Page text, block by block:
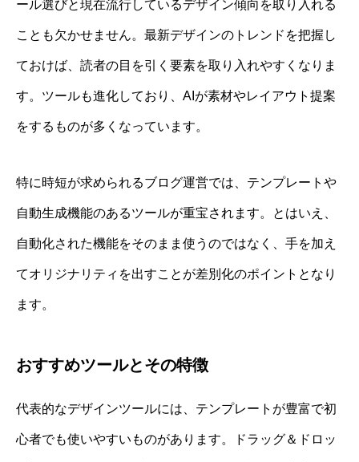
ール選びと現在流行しているデザイン傾向を取り入れる
ことも欠かせません。最新デザインのトレンドを把握し
ておけば、読者の目を引く要素を取り入れやすくなりま
す。ツールも進化しており、AIが素材やレイアウト提案
をするものが多くなっています。
特に時短が求められるブログ運営では、テンプレートや
自動生成機能のあるツールが重宝されます。とはいえ、
自動化された機能をそのまま使うのではなく、手を加え
てオリジナリティを出すことが差別化のポイントとなり
ます。
おすすめツールとその特徴
代表的なデザインツールには、テンプレートが豊富で初
心者でも使いやすいものがあります。ドラッグ＆ドロッ